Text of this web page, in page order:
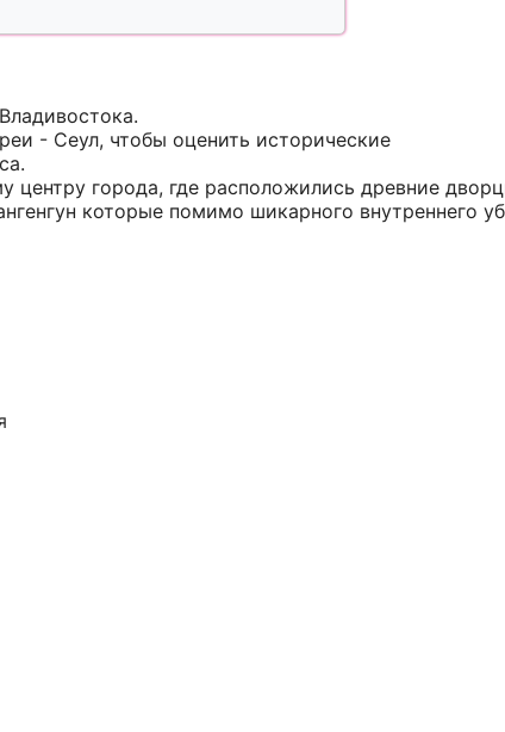
- Сеул, чтобы оценить исторические
центру города, где расположились древние
которые помимо шикарного внутреннего